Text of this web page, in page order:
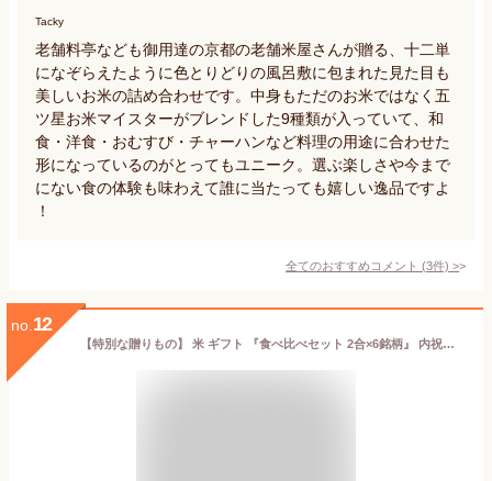
Tacky
老舗料亭なども御用達の京都の老舗米屋さんが贈る、十二単
になぞらえたように色とりどりの風呂敷に包まれた見た目も
美しいお米の詰め合わせです。中身もただのお米ではなく五
ツ星お米マイスターがブレンドした9種類が入っていて、和
食・洋食・おむすび・チャーハンなど料理の用途に合わせた
形になっているのがとってもユニーク。選ぶ楽しさや今まで
にない食の体験も味わえて誰に当たっても嬉しい逸品ですよ
！
全てのおすすめコメント (3件) >
no. 12
【特別な贈りもの】 米 ギフト 『食べ比べセット 2合×6銘柄』 内祝い 米 出産内祝い お返し 香典返し 入学内祝い 結婚内祝い ギフトセット 送料無料 内祝い 人気 出産祝い 結婚祝い 快気祝い 新築祝い お見舞い お祝い 御礼 食べ比べ